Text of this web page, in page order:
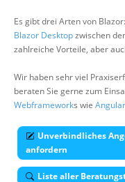
Es gibt drei Arten von Blazor:
Blazor Desktopzwischen
zahlreiche Vorteile, aber
Wir haben sehr viel
beraten Sie gerne zum
Webframeworks wie Angular
Unverbindliches
anfordern
Liste aller